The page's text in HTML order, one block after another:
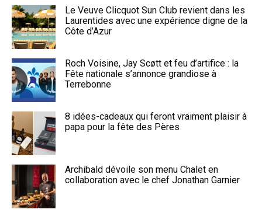
Le Veuve Clicquot Sun Club revient dans les
Laurentides avec une expérience digne de la
Côte d’Azur
Roch Voisine, Jay Scøtt et feu d’artifice : la
Fête nationale s’annonce grandiose à
Terrebonne
8 idées-cadeaux qui feront vraiment plaisir à
papa pour la fête des Pères
Archibald dévoile son menu Chalet en
collaboration avec le chef Jonathan Garnier